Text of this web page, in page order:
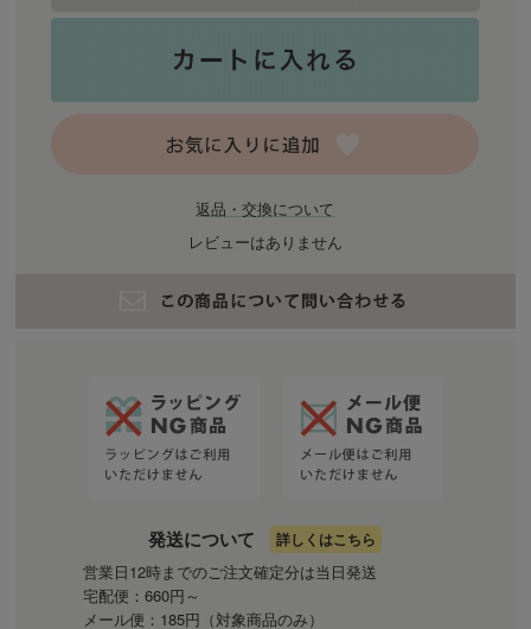
返品・交換について
レビューはありません
発送について 詳しくはこちら
営業日12時までのご注文確定分は当日発送
宅配便：660円～
メール便：185円（対象商品のみ）